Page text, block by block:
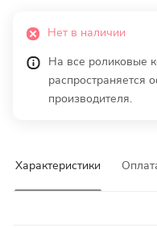
Нет в наличии
На все роликовые
распространяется
производителя.
Характеристики